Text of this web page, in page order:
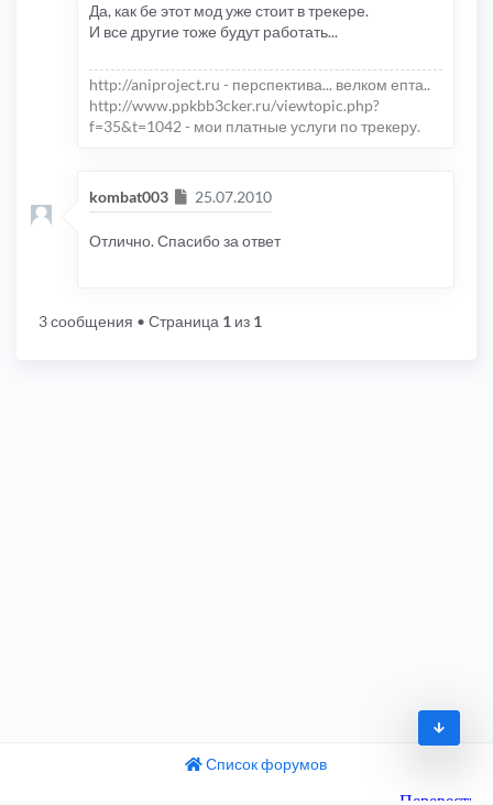
Да, как бе этот мод уже стоит в трекере.
И все другие тоже будут работать...
http://aniproject.ru - перспектива... велком епта..
http://www.ppkbb3cker.ru/viewtopic.php?
f=35&t=1042 - мои платные услуги по трекеру.
kombat003 Сообщение
25.07.2010
Отлично. Спасибо за ответ
3 сообщения • Страница 1 из 1
Список форумов